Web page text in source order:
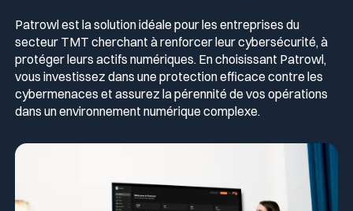
Télécom & Média
Programme CaRe
Récompenses
Événements
Patrowl est la solution idéale pour les entreprises du
secteur TMT cherchant à renforcer leur cybersécurité, à
protéger leurs actifs numériques. En choisissant Patrowl,
vous investissez dans une protection efficace contre les
cybermenaces et assurez la pérennité de vos opérations
dans un environnement numérique complexe.